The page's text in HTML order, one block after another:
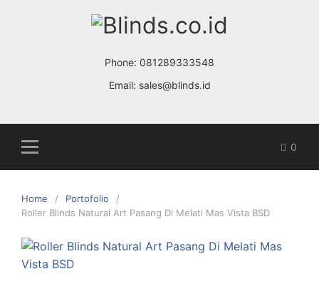
Phone: 081289333548
Email: sales@blinds.id
0
Home
Portofolio
Roller Blinds Natural Art Pasang Di Melati Mas Vista BSD